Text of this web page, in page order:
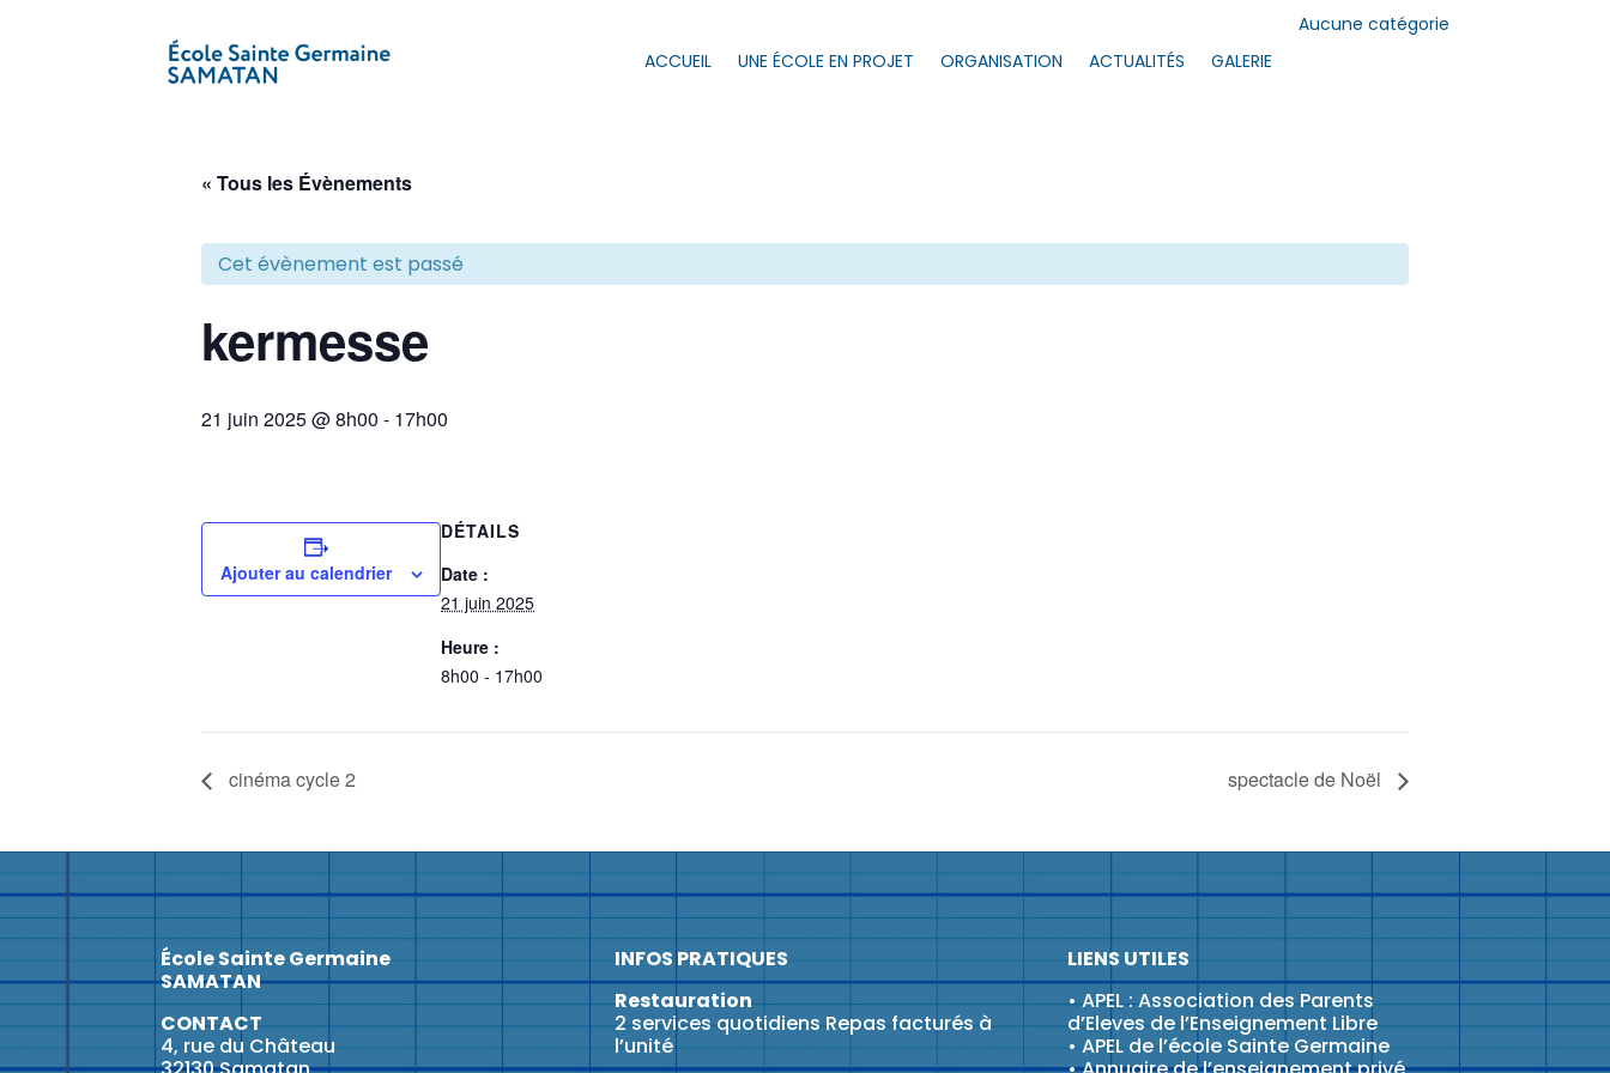
ACCUEIL UNE ÉCOLE EN PROJET ORGANISATION ACTUALITÉS GALERIE
Aucune catégorie
« Tous les Évènements
Cet évènement est passé
kermesse
21 juin 2025 @ 8h00 - 17h00
Ajouter au calendrier
DÉTAILS
Date :
21 juin 2025
Heure :
8h00 - 17h00
cinéma cycle 2 spectacle de Noël
École Sainte Germaine
SAMATAN
CONTACT
4, rue du Château
INFOS PRATIQUES
Restauration
2 services quotidiens Repas facturés à
l’unité
LIENS UTILES
•APEL : Association des Parents
d’Eleves de l’Enseignement Libre
• APEL de l’école Sainte Germaine